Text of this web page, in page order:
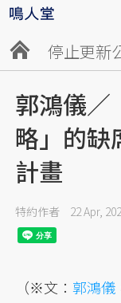
停止更新
郭鴻儀／
略」的缺
計畫
特約作者 22 Apr,
（※文：郭鴻儀